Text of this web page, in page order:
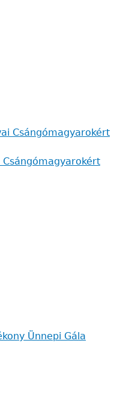
Csángómagyarokért